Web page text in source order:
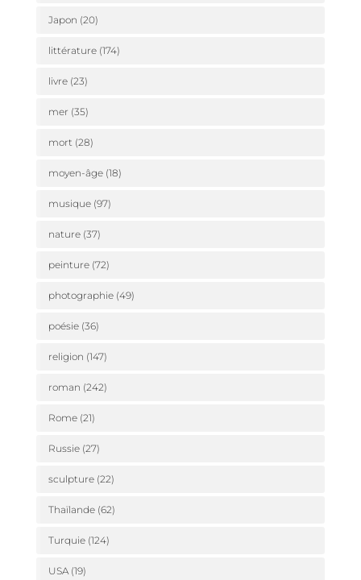
Japon (20)
littérature(174)
livre(23)
mer (35)
mort(28)
moyen-âge(18)
musique(97)
nature(37)
peinture(72)
photographie(49)
poésie(36)
religion (147)
roman (242)
Rome(21)
Russie(27)
sculpture(22)
Thaïlande(62)
Turquie(124)
USA(19)